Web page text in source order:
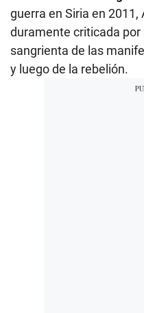
guerra en Siria en 2011,
duramente criticada
sangrienta de las
y luego de la rebelión.